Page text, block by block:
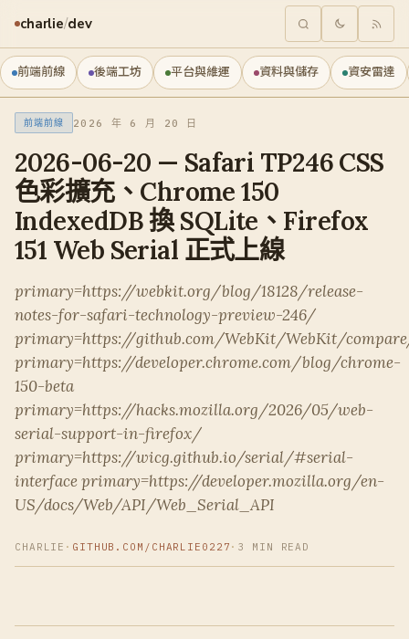
charlie/dev
前端前線 後端工坊 平台與維運 資料與儲存 資安雷達
前端前線 2026 年 6 月 20 日
2026-06-20 — Safari TP246 CSS
色彩擴充、Chrome 150
IndexedDB 換 SQLite、Firefox
151 Web Serial 正式上線
primary=https://webkit.org/blog/18128/release-
notes-for-safari-technology-preview-246/
primary=https://github.com/WebKit/WebKit/compare/
primary=https://developer.chrome.com/blog/chrome-
150-beta
primary=https://hacks.mozilla.org/2026/05/web-
serial-support-in-firefox/
primary=https://wicg.github.io/serial/#serial-
interface primary=https://developer.mozilla.org/en-
US/docs/Web/API/Web_Serial_API
CHARLIE · GITHUB.COM/CHARLIE0227 · 3 MIN READ